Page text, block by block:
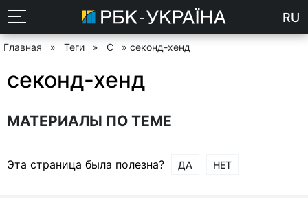
RU
Главная » Теги » С » секонд-хенд
секонд-хенд
МАТЕРИАЛЫ ПО ТЕМЕ
Эта страница была полезна? ДА НЕТ